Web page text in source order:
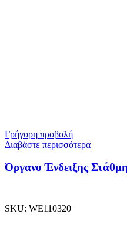
Γρήγορη προβολή
Διαβάστε περισσότερα
Όργανο Ένδειξης
SKU: WE110320